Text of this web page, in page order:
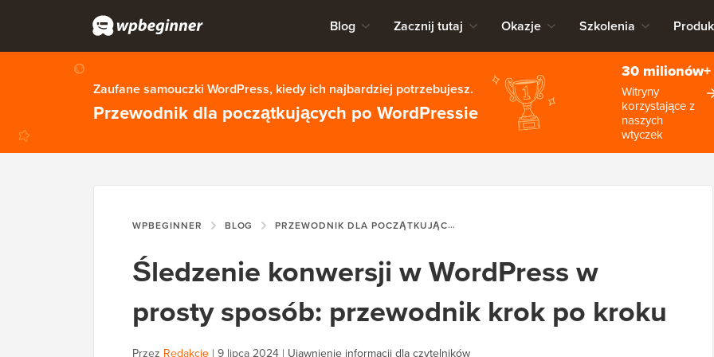
Blog Zacznij tutaj Okazje Szkolenia
Zaufane samouczki WordPress, kiedy ich najbardziej potrzebujesz.
Przewodnik dla początkujących po WordPressie
30 milionów+
Witryny
korzystające z
naszych
wtyczek
WPBEGINNER BLOG PRZEWODNIK DLA POCZĄTKUJĄCYCH ŚLEDZENIE KONWERSJI W WORDPRESS
Śledzenie konwersji w WordPress w
prosty sposób: przewodnik krok po kroku
Przez Redakcję | 9 lipca 2024 | Ujawnienie informacji dla czytelników